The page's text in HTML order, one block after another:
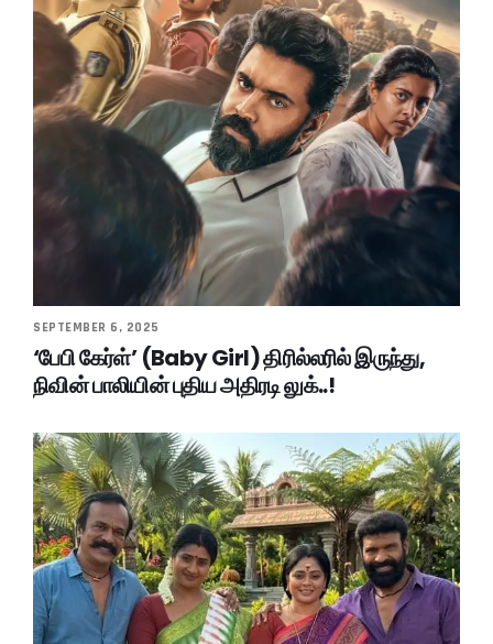
SEPTEMBER 6, 2025
‘பேபி கேர்ள்’ (Baby Girl) திரில்லரில் இருந்து,
நிவின் பாலியின் புதிய அதிரடி லுக்..!